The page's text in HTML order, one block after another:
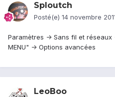
Sploutch
Posté(e) 14 novembre
Paramètres -> Sans fil et réseaux
MENU" -> Options avancées
LeoBoo